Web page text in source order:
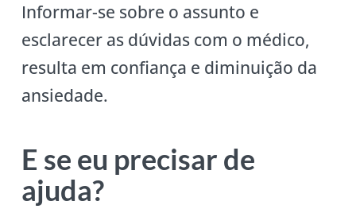
Informar-se sobre o assunto e
esclarecer as dúvidas com o médico,
resulta em confiança e diminuição da
ansiedade.
E se eu precisar de
ajuda?